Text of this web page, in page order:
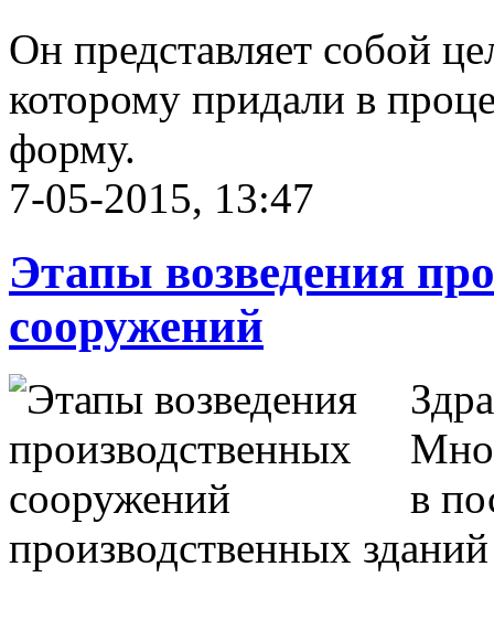
Он представляет собой
которому придали в
форму.
7-05-2015, 13:47
Этапы возведения
сооружений
в
производственных